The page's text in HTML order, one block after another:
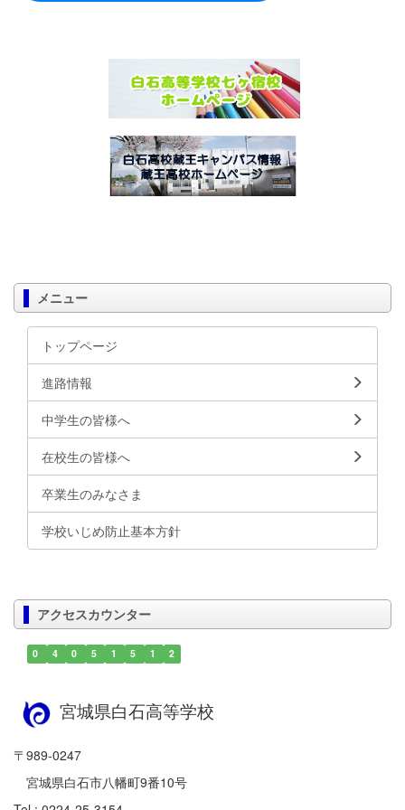
メニュー
トップページ
進路情報
中学生の皆様へ
在校生の皆様へ
卒業生のみなさま
学校いじめ防止基本方針
アクセスカウンター
0 4 0 5 1 5 1 2
宮城県白石高等学校
〒989-0247
宮城県白石市八幡町9番10号